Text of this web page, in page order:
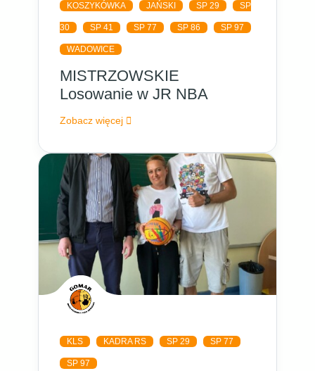
KOSZYKÓWKA JAŃSKI SP 29 SP
30 SP 41 SP 77 SP 86 SP 97
WADOWICE
MISTRZOWSKIE
Losowanie w JR NBA
Zobacz więcej
KLS KADRA RS SP 29 SP 77
SP 97